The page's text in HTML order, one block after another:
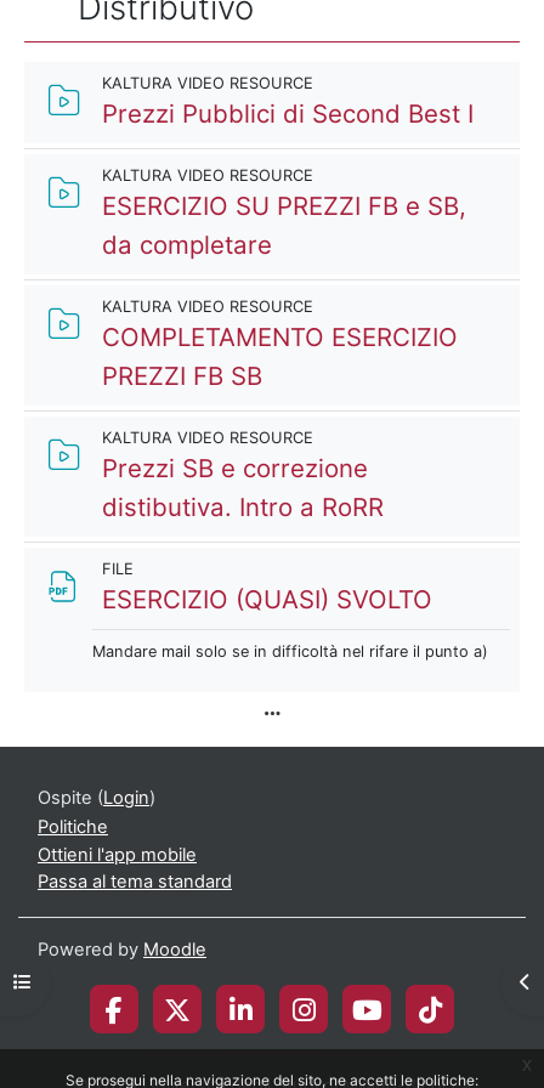
Se prosegui nella navigazione del sito, ne accetti le politiche:
x
Apri indice del corso
KALTURA VIDEO RESOURCE
Prezzi Pubblici di Second Best I
KALTURA VIDEO RESOURCE
ESERCIZIO SU PREZZI FB e SB,
da completare
KALTURA VIDEO RESOURCE
COMPLETAMENTO ESERCIZIO
PREZZI FB SB
KALTURA VIDEO RESOURCE
Prezzi SB e correzione
distibutiva. Intro a RoRR
FILE
ESERCIZIO (QUASI) SVOLTO
Mandare mail solo se in difficoltà nel rifare il punto a)
Ospite (Login)
Politiche
Ottieni l'app mobile
Passa al tema standard
Powered by Moodle